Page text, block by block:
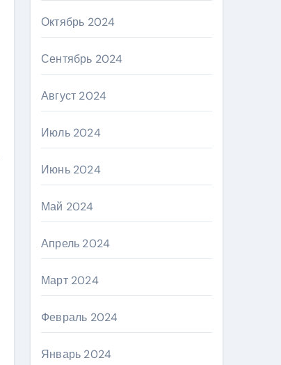
Октябрь 2024
Сентябрь 2024
Август 2024
Июль 2024
Июнь 2024
Май 2024
Апрель 2024
Март 2024
Февраль 2024
Январь 2024